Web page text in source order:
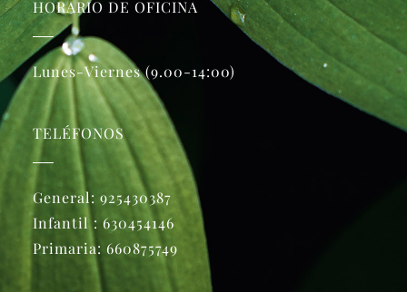
HORARIO DE OFICINA
Lunes-Viernes (9.00-14:00)
TELÉFONOS
General: 925430387
Infantil : 630454146
Primaria: 660875749